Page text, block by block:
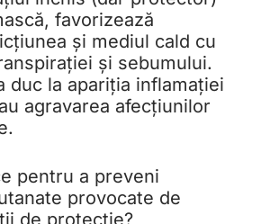
favorizează
și mediul cald cu
și sebumului.
duc la apariția inflamației
agravarea afecțiunilor
pentru a preveni
provocate de